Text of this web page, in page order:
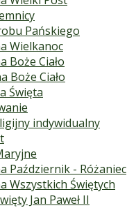
Pańskiego
Wielkanoc
Boże Ciało
Boże Ciało
Święta
indywidualny
Październik - Różaniec
Wszystkich Świętych
Jan Paweł II